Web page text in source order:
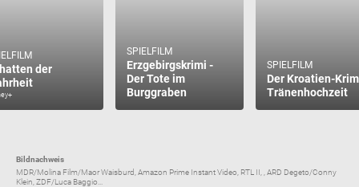
der
SPIELFILM
Erzgebirgskrimi -
Der Tote im
Burggraben
SPIELFILM
Der Kroatien-
Tränenhochzeit
Bildnachweis
MDR/Molina Film/Maor Waisburd, Amazon Prime Instant Video, RTL II, , ARD Degeto/Conny
Klein, ZDF/Luca Baggio...